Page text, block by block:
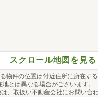
スクロール地図を見る
物件の位置は付近住所に所在す
とは異なる場合がございます。
、取扱い不動産会社にお問い合わ